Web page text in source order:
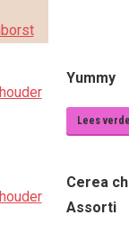
Yummy
Lees
Cerea
Assorti